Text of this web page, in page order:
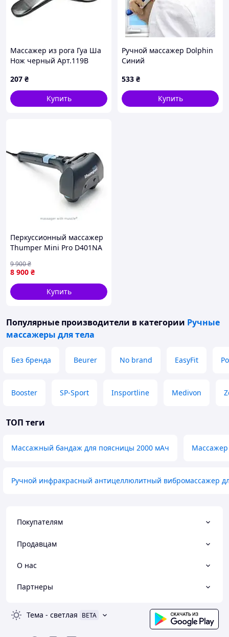
Массажер из рога Гуа Ша
Нож черный Арт.119B
207 ₴
Купить
Ручной массажер Dolphin
Синий
533 ₴
Купить
Перкуссионный массажер
Thumper Mini Pro D401NA
40 имп/с
8 900 ₴
9 900₴
Купить
Популярные производители в категории Ручные
массажеры для тела
Без бренда Beurer No brand EasyFit
Booster SP-Sport Insportline Medivon
ТОП теги
Массажный бандаж для поясницы 2000 мАч Массажер
Ручной инфракрасный антицеллюлитный вибромассажер
Покупателям
Продавцам
О нас
Партнеры
Тема - светлая BETA